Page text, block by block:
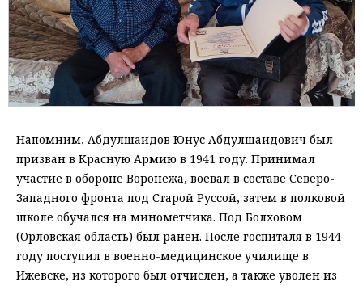
Напомним, Абдулшаидов Юнус Абдулшаидович был
призван в Красную Армию в 1941 году. Принимал
участие в обороне Воронежа, воевал в составе Северо-
Западного фронта под Старой Руссой, затем в полковой
школе обучался на минометчика. Под Болховом
(Орловская область) был ранен. После госпиталя в 1944
году поступил в военно-медицинское училище в
Ижевске, из которого был отчислен, а также уволен из